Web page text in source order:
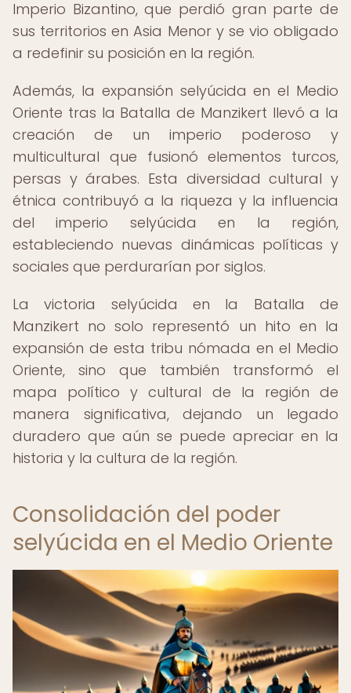
Imperio Bizantino, que perdió gran parte de
sus territorios en Asia Menor y se vio obligado
a redefinir su posición en la región.
Además, la expansión selyúcida en el Medio
Oriente tras la Batalla de Manzikert llevó a la
creación de un imperio poderoso y
multicultural que fusionó elementos turcos,
persas y árabes. Esta diversidad cultural y
étnica contribuyó a la riqueza y la influencia
del imperio selyúcida en la región,
estableciendo nuevas dinámicas políticas y
sociales que perdurarían por siglos.
La victoria selyúcida en la Batalla de
Manzikert no solo representó un hito en la
expansión de esta tribu nómada en el Medio
Oriente, sino que también transformó el
mapa político y cultural de la región de
manera significativa, dejando un legado
duradero que aún se puede apreciar en la
historia y la cultura de la región.
Consolidación del poder
selyúcida en el Medio Oriente